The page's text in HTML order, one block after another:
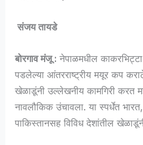
संजय तायडे
बोरगाव मंजू : नेपाळमधील
पडलेल्या आंतरराष्ट्रीय मयूर कप
खेळाडूंनी उल्लेखनीय कामगिरी करत
नावलौकिक उंचावला. या स्पर्धेत
पाकिस्तानसह विविध देशांतील